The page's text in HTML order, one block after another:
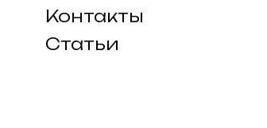
Контакты
Статьи